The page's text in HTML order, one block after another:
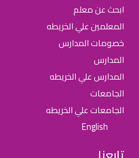
ابحث عن معلم
المعلمين علي الخريطه
خصومات المدارس
المدارس
المدارس علي الخريطه
الجامعات
الجامعات علي الخريطه
English